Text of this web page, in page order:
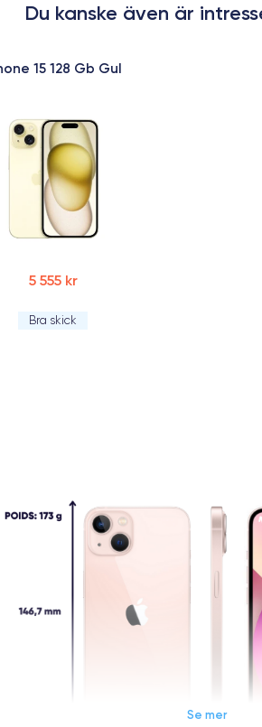
Du kanske även är
15 128 Gb Gul
5 555 kr
Bra skick
Se mer